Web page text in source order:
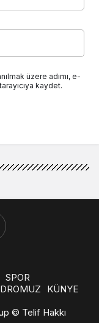
üzere adımı, e-
kaydet.
SPOR
KÜNYE
© Telif Hakkı